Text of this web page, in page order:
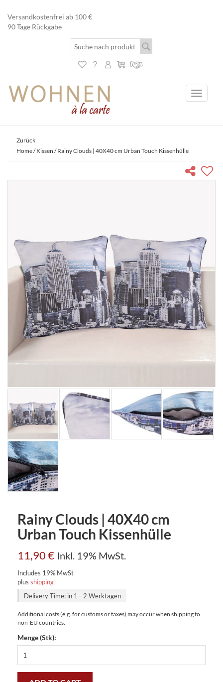
Versandkostenfrei ab 100 €
90 Tage Rückgabe
Toggle
Zurück
Home/Kissen / Rainy Clouds | 40X40 cm Urban Touch Kissenhülle
Rainy Clouds | 40X40 cm
Urban Touch Kissenhülle
11,90€ Inkl. 19% MwSt.
Includes 19% MwSt
plus shipping
Delivery Time: in 1 - 2 Werktagen
Additional costs (e.g. for customs or taxes) may occur when shipping to
non-EU countries.
Menge (Stk):
Clouds
40X40